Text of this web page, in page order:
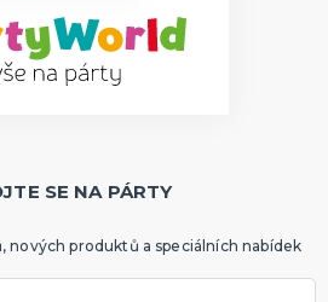
SE NA PÁRTY
nových produktů a speciálních nabídek